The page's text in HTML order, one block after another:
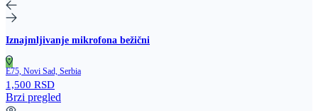
Iznajmljivanje mikrofona bežični
E75, Novi Sad, Serbia
1,500 RSD
Brzi pregled